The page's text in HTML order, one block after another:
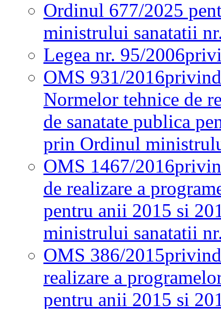
Ordinul 677/2025
ministrului sanatatii
Legea nr. 95/2006
OMS 931/2016
Normelor tehnice de
de sanatate publica
prin Ordinul
OMS 1467/2016
de realizare a
pentru anii 2015 si
ministrului sanatatii
OMS 386/2015
realizare a
pentru anii 2015 si